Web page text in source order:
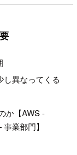
し異なってくる
か【AWS -
業部門】